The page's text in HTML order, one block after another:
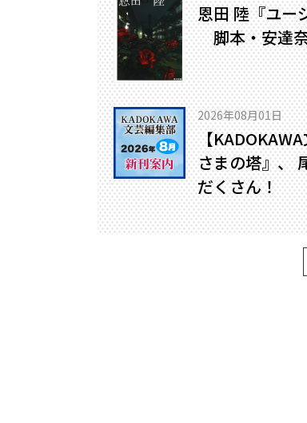
恩田 陸『ユー
脚本・安達奈
2026年08月01日
【
さまの塔』、
だくさん！